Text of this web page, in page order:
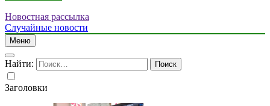
Новостная рассылка
Случайные новости
Меню
Найти:
Заголовки